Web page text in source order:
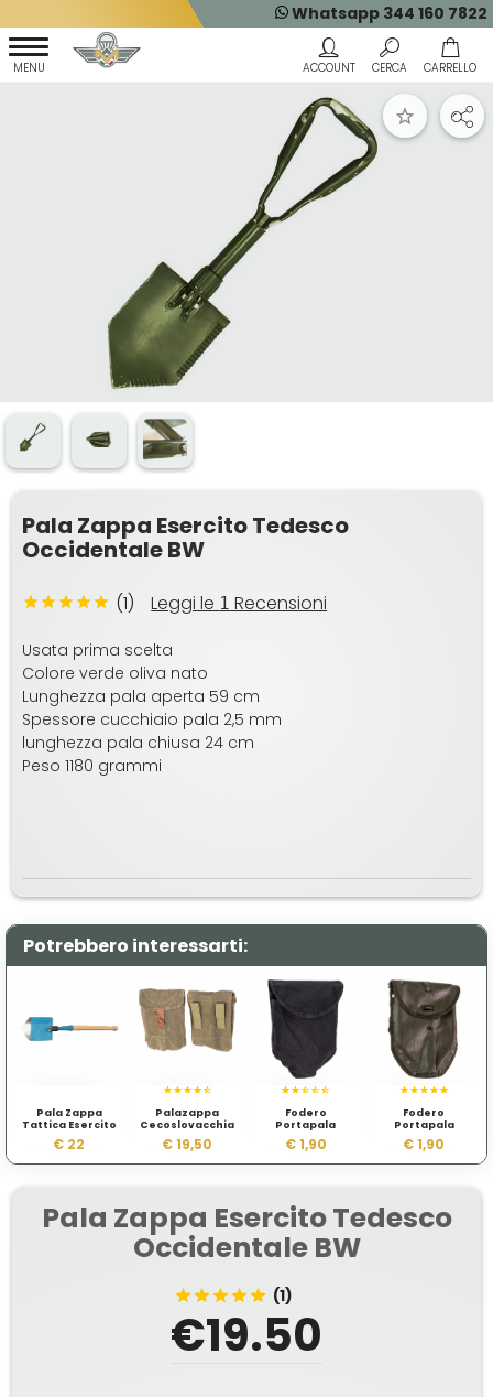
Whatsapp 344 160 7822
Pala Zappa Esercito Tedesco
Occidentale BW
(1) Leggi le 1 Recensioni
Usata prima scelta
Colore verde oliva nato
Lunghezza pala aperta 59 cm
Spessore cucchiaio pala 2,5 mm
lunghezza pala chiusa 24 cm
Peso 1180 grammi
Potrebbero interessarti:
Pala Zappa
Tattica Esercito
Popolare
Rumeno
€ 22
Palazappa
Cecoslovacchia
€ 19,50
Fodero
Portapala
Difettato
€ 1,90
Fodero
Portapala
Austriaco II
Scelta
€ 1,90
Pala Zappa Esercito Tedesco
Occidentale BW
(1)
€19.50